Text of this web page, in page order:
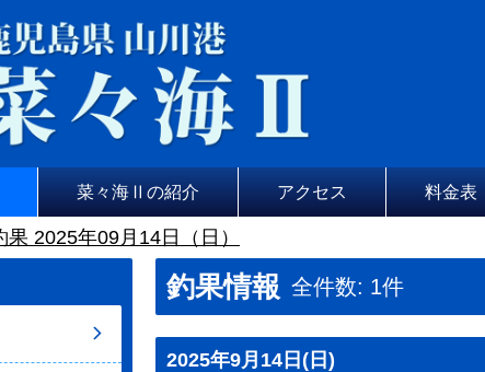
菜々海Ⅱの紹介 アクセス 料金表
果 2025年09月14日（日）
釣果情報 全件数: 1件
2025年9月14日(日)